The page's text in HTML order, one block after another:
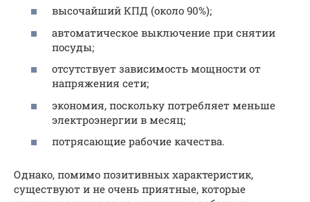
высочайший КПД (около 90%);
автоматическое выключение при снятии
посуды;
отсутствует зависимость мощности от
напряжения сети;
экономия, поскольку потребляет меньше
электроэнергии в месяц;
потрясающие рабочие качества.
Однако, помимо позитивных характеристик,
существуют и не очень приятные, которые